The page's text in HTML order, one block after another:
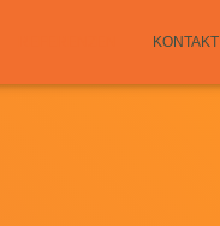
KONTAKT